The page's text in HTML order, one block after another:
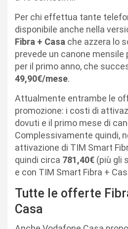
Per chi effettua tante
disponibile anche nella
Fibra + Casa che azzera lo
prevede un canone mensile
per il primo anno, che
49,90€/mese.
Attualmente entrambe le
promozione: i costi di
dovuti e il primo mese di
Complessivamente quindi,
attivazione di TIM Smart
quindi circa 781,40€ (più gli
e con TIM Smart Fibra +
Tutte le offerte
Casa